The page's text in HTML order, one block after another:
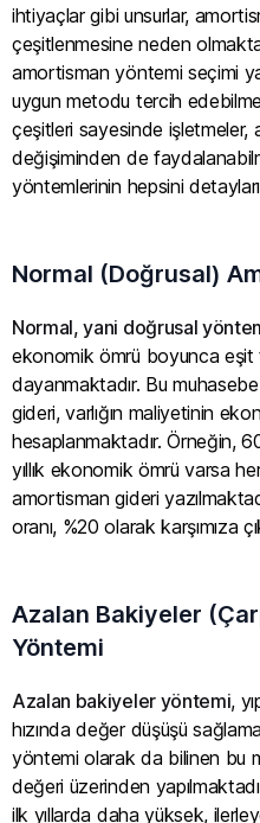
ihtiyaçlar gibi unsurlar,
çeşitlenmesine neden
amortisman yöntemi seçimi
uygun metodu tercih
çeşitleri sayesinde işletmeler,
değişiminden de
yöntemlerinin hepsini
Normal (Doğrusal)
Normal, yani doğrusal
ekonomik ömrü boyunca eşit
dayanmaktadır. Bu
gideri, varlığın maliyetinin
hesaplanmaktadır. Örneğin,
yıllık ekonomik ömrü varsa
amortisman gideri
oranı, %20 olarak karşımıza
Azalan Bakiyeler
Yöntemi
Azalan bakiyeler yöntemi,
hızında değer düşüşü
yöntemi olarak da bilinen bu
değeri üzerinden
ilk yıllarda daha yüksek,